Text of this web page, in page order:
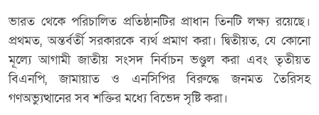
ভারত থেকে পরিচালিত প্রতিষ্ঠানটির প্রাধান তিনটি লক্ষ্য রয়েছে।
প্রথমত, অন্তর্বর্তী সরকারকে ব্যর্থ প্রমাণ করা। দ্বিতীয়ত, যে কোনো
মূল্যে আগামী জাতীয় সংসদ নির্বাচন ভণ্ডুল করা এবং তৃতীয়ত
বিএনপি, জামায়াত ও এনসিপির বিরুদ্ধে জনমত তৈরিসহ
গণঅভ্যুত্থানের সব শক্তির মধ্যে বিভেদ সৃষ্টি করা।